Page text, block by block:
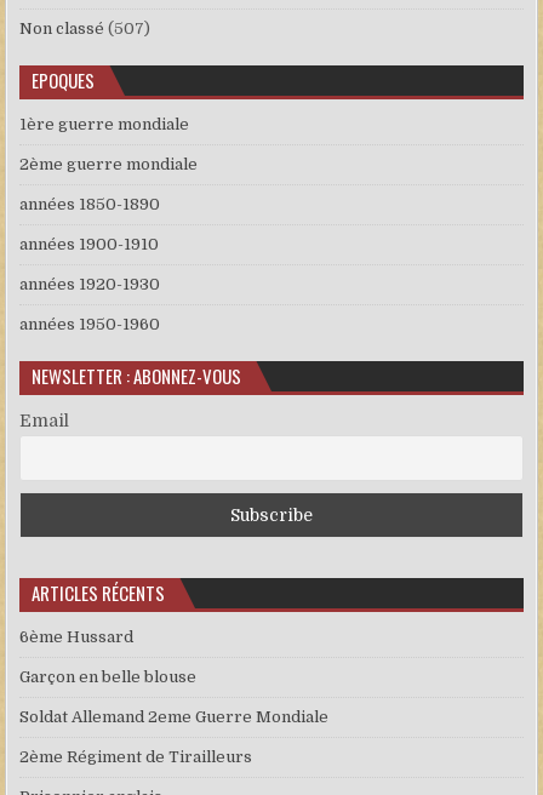
Non classé (507)
EPOQUES
1ère guerre mondiale
2ème guerre mondiale
années 1850-1890
années 1900-1910
années 1920-1930
années 1950-1960
NEWSLETTER : ABONNEZ-VOUS
Email
ARTICLES RÉCENTS
6ème Hussard
Garçon en belle blouse
Soldat Allemand 2eme Guerre Mondiale
2ème Régiment de Tirailleurs